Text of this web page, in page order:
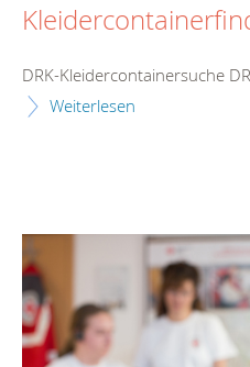
DRK-Kleidercontainersuche
Weiterlesen